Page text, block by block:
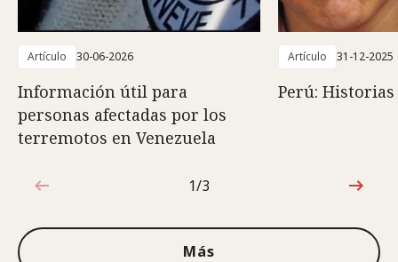
Artículo 30-06-2026
Información útil para
personas afectadas por los
terremotos en Venezuela
Artículo 31-12-2025
Perú: Historias
1de3
1/3
Más